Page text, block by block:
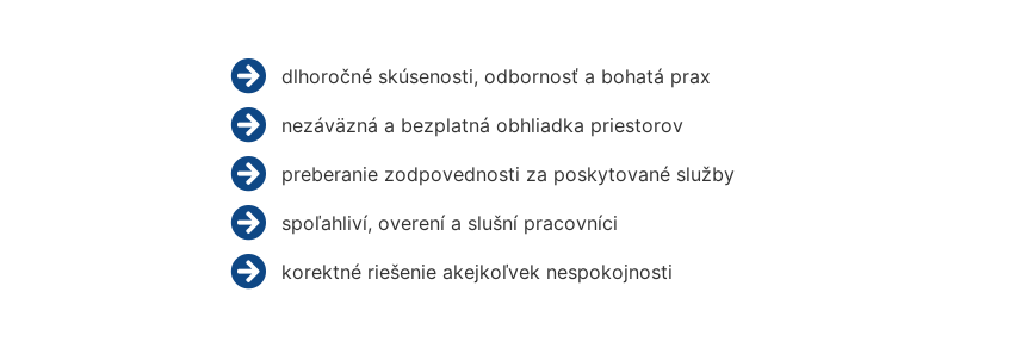
dlhoročné skúsenosti, odbornosť a bohatá prax
nezáväzná a bezplatná obhliadka priestorov
preberanie zodpovednosti za poskytované služby
spoľahliví, overení a slušní pracovníci
korektné riešenie akejkoľvek nespokojnosti